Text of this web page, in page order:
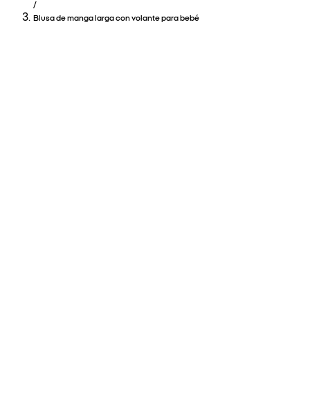
/
Blusa de manga larga con volante para bebé